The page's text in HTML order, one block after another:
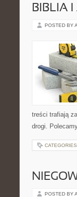
BIBLIA I
POSTED BY
treści trafiają
drogi.
POSTED BY